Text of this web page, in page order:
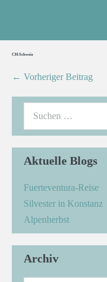
CH-Schweiz
← Vorheriger Beitrag
Aktuelle Blogs
Fuerteventura-Reise
Silvester in Konstanz
Alpenherbst
Archiv